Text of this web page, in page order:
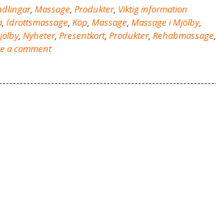
, Massage, Produkter, Viktig information
, Idrottsmassage, Köp, Massage, Massage i Mjölby,
, Nyheter, Presentkort, Produkter, Rehabmassage,
a comment